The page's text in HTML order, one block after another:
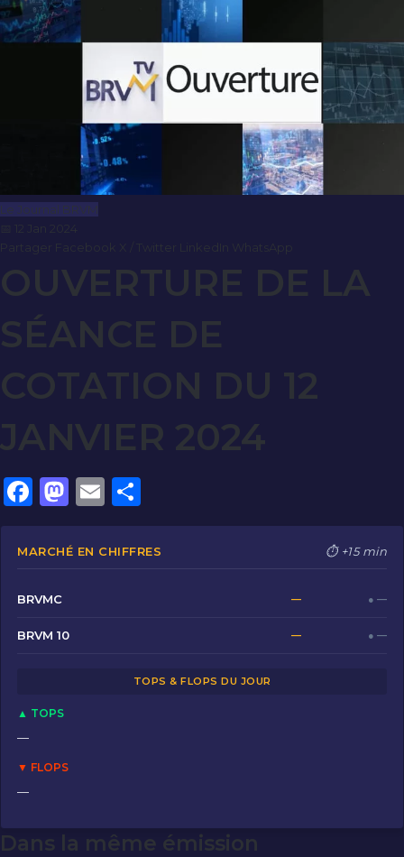
Le Journal BRVM
OUVERTURE DE LA
SÉANCE DE
COTATION DU 12
JANVIER 2024
F
a
c
b
o
o
M
a
st
o
n
E
m
ai
ar
ta
MARCHÉ EN CHIFFRES ⏱ +15 min
BRVMC — ● —
BRVM 10 — ● —
TOPS & FLOPS DU JOUR
▲ TOPS
—
▼ FLOPS
—
Dans la même émission